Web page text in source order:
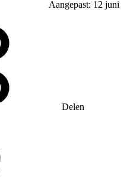
Aangepast: 12 juni
Delen